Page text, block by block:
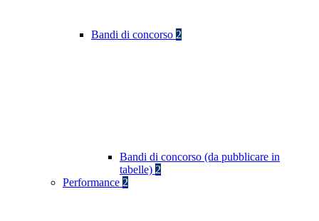
Bandi di concorso 2
Bandi di concorso (da pubblicare in
tabelle) 2
Performance 2